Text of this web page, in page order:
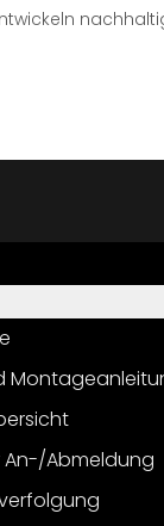
An-/Abmeldung